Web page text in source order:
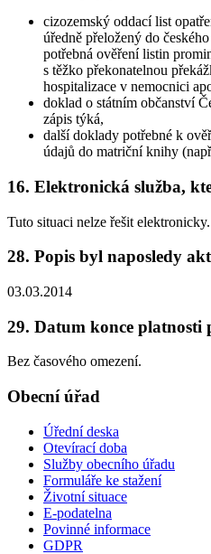
cizozemský oddací list
úředně přeložený do
potřebná ověření listin
s těžko překonatelnou
hospitalizace v nemocnici
doklad o státním občanství
zápis týká,
další doklady potřebné k
údajů do matriční knihy
16. Elektronická služba,
Tuto situaci nelze řešit elektronicky.
28. Popis byl naposledy
03.03.2014
29. Datum konce platnosti
Bez časového omezení.
Obecní úřad
Úřední deska
Otevírací doba
Služby obecního úřadu
Formuláře ke stažení
Životní situace
E-podatelna
Povinné informace
GDPR